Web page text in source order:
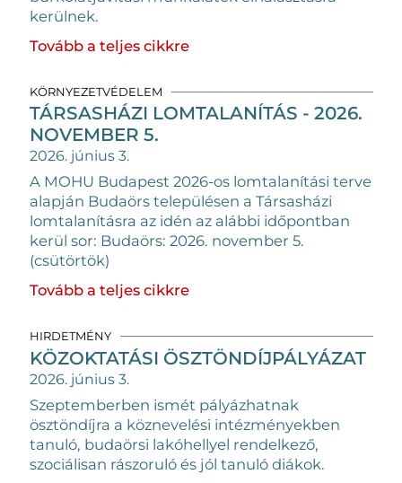
kerülnek.
Tovább a teljes cikkre
KÖRNYEZETVÉDELEM
TÁRSASHÁZI LOMTALANÍTÁS - 2026.
NOVEMBER 5.
2026. június 3.
A MOHU Budapest 2026-os lomtalanítási terve
alapján Budaörs településen a Társasházi
lomtalanításra az idén az alábbi időpontban
kerül sor: Budaörs: 2026. november 5.
(csütörtök)
Tovább a teljes cikkre
HIRDETMÉNY
KÖZOKTATÁSI ÖSZTÖNDÍJPÁLYÁZAT
2026. június 3.
Szeptemberben ismét pályázhatnak
ösztöndíjra a köznevelési intézményekben
tanuló, budaörsi lakóhellyel rendelkező,
szociálisan rászoruló és jól tanuló diákok.